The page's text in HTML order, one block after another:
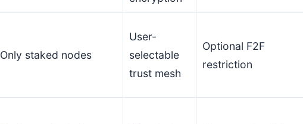
Only staked nodes
User-
selectable
trust mesh
Optional F2F
restriction